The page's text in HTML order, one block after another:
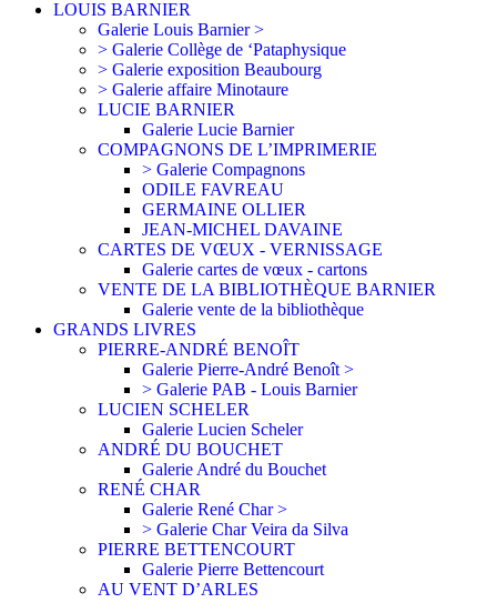
LOUIS BARNIER
Galerie Louis Barnier >
> Galerie Collège de ‘Pataphysique
> Galerie exposition Beaubourg
> Galerie affaire Minotaure
LUCIE BARNIER
Galerie Lucie Barnier
COMPAGNONS DE L’IMPRIMERIE
> Galerie Compagnons
ODILE FAVREAU
GERMAINE OLLIER
JEAN-MICHEL DAVAINE
CARTES DE VŒUX - VERNISSAGE
Galerie cartes de vœux - cartons
VENTE DE LA BIBLIOTHÈQUE BARNIER
Galerie vente de la bibliothèque
GRANDS LIVRES
PIERRE-ANDRÉ BENOÎT
Galerie Pierre-André Benoît >
> Galerie PAB - Louis Barnier
LUCIEN SCHELER
Galerie Lucien Scheler
ANDRÉ DU BOUCHET
Galerie André du Bouchet
RENÉ CHAR
Galerie René Char >
> Galerie Char Veira da Silva
PIERRE BETTENCOURT
Galerie Pierre Bettencourt
AU VENT D’ARLES